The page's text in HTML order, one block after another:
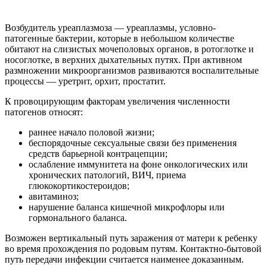
Возбудитель уреаплазмоза — уреаплазмы, условно-
патогенные бактерии, которые в небольшом количестве
обитают на слизистых мочеполовых органов, в ротоглотке и
носоглотке, в верхних дыхательных путях. При активном
размножении микроорганизмов развиваются воспалительные
процессы — уретрит, орхит, простатит.
К провоцирующим факторам увеличения численности
патогенов относят:
раннее начало половой жизни;
беспорядочные сексуальные связи без применения
средств барьерной контрацепции;
ослабление иммунитета на фоне онкологических или
хронических патологий, ВИЧ, приема
глюкокортикостероидов;
авитаминоз;
нарушение баланса кишечной микрофлоры или
гормонального баланса.
Возможен вертикальный путь заражения от матери к ребенку
во время прохождения по родовым путям. Контактно-бытовой
путь передачи инфекции считается наименее доказанным.